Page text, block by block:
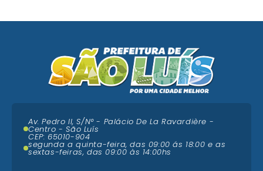
Av. Pedro II, S/N° - Palácio De La Ravardière -
Centro - São Luís
CEP: 65010-904
segunda a quinta-feira, das 09:00 ás 18:00 e as
sextas-feiras, das 09:00 às 14:00hs